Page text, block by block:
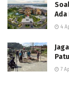
Ada
4
7